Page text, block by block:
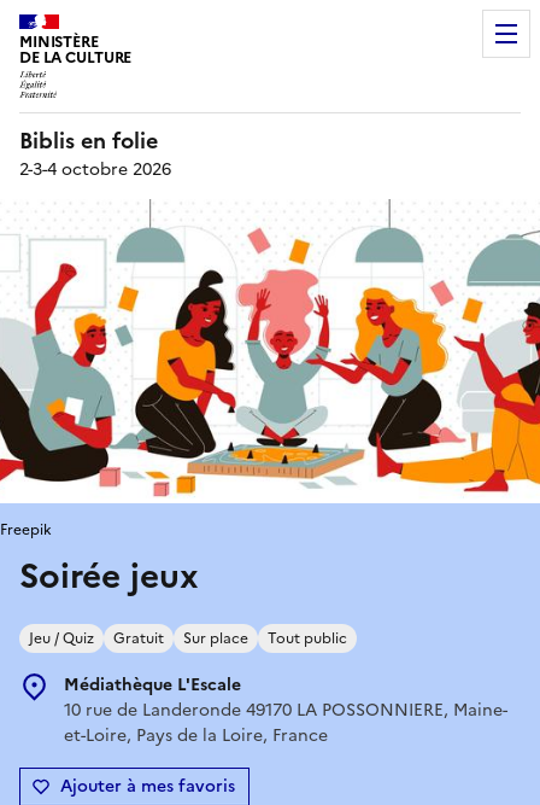
MINISTÈRE
DE LA CULTURE
Biblis en folie
2-3-4 octobre 2026
Soirée jeux
Jeu / Quiz Gratuit Sur place Tout public
Médiathèque L'Escale
10 rue de Landeronde 49170 LA POSSONNIERE, Maine-
et-Loire, Pays de la Loire, France
Ajouter à mes favoris
Freepik